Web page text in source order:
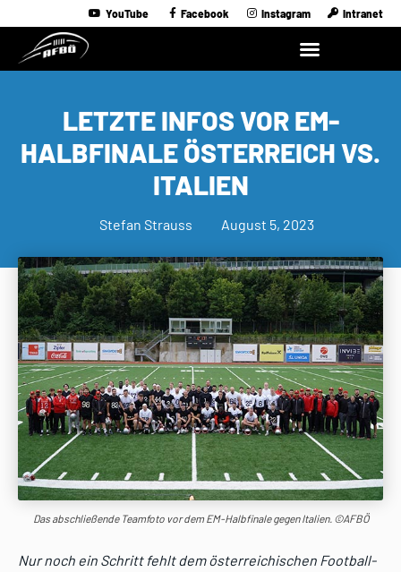
YouTube Facebook Instagram Intranet
LETZTE INFOS VOR EM-
HALBFINALE ÖSTERREICH VS.
ITALIEN
Stefan Strauss August 5, 2023
Das abschließende Teamfoto vor dem EM-Halbfinale gegen Italien. ©AFBÖ
Nur noch ein Schritt fehlt dem österreichischen Football-